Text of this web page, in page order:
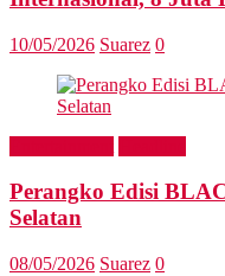
10/05/2026 Suarez 0
Perangko Edisi
Selatan
08/05/2026 Suarez 0